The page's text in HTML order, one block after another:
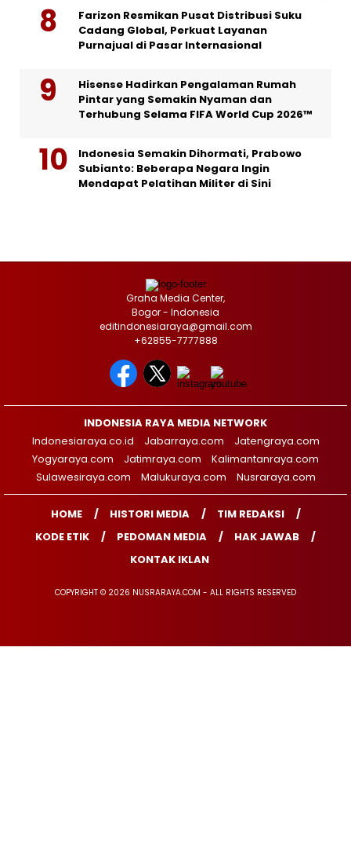
Farizon Resmikan Pusat Distribusi Suku
Cadang Global, Perkuat Layanan
Purnajual di Pasar Internasional
Hisense Hadirkan Pengalaman Rumah
Pintar yang Semakin Nyaman dan
Terhubung Selama FIFA World Cup 2026™
Indonesia Semakin Dihormati, Prabowo
Subianto: Beberapa Negara Ingin
Mendapat Pelatihan Militer di Sini
Graha Media Center,
Bogor - Indonesia
editindonesiaraya@gmail.com
+62855-7777888
INDONESIA RAYA MEDIA NETWORK
Indonesiaraya.co.id
Jabarraya.com
Jatengraya.com
Yogyaraya.com
Jatimraya.com
Kalimantanraya.com
Sulawesiraya.com
Malukuraya.com Nusraraya.com
HOME HISTORI MEDIA
TIM REDAKSI
KODE ETIK
PEDOMAN MEDIA
HAK JAWAB
KONTAK IKLAN
COPYRIGHT © 2026 NUSRARAYA.COM - ALL RIGHTS RESERVED